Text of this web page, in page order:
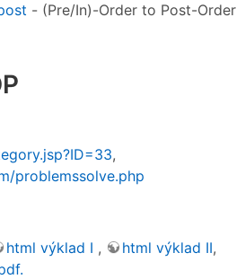
- (Pre/In)-Order to Post-Order
,
problemssolve.php
html výklad I , html výklad II,